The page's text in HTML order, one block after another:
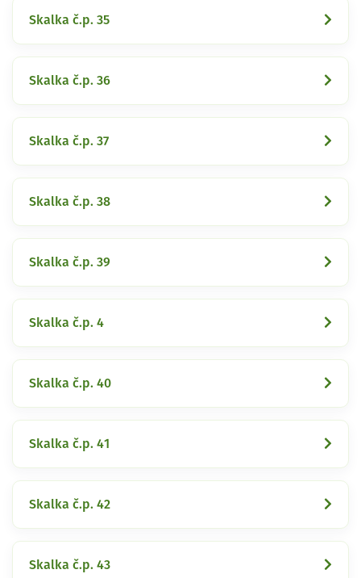
Skalka č.p. 35
Skalka č.p. 36
Skalka č.p. 37
Skalka č.p. 38
Skalka č.p. 39
Skalka č.p. 4
Skalka č.p. 40
Skalka č.p. 41
Skalka č.p. 42
Skalka č.p. 43